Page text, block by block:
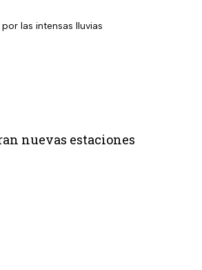
las intensas lluvias
nuevas estaciones